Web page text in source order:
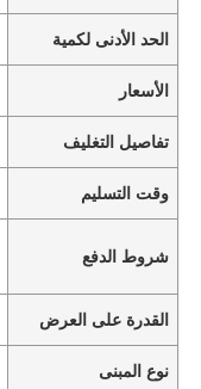
الحد الأدنى لكمية
الأسعار
تفاصيل التغليف
وقت التسليم
شروط الدفع
القدرة على العرض
نوع المبنى